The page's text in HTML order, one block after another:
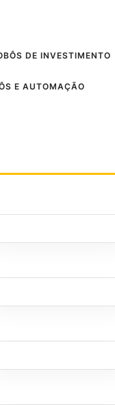
DE INVESTIMENTO
E AUTOMAÇÃO